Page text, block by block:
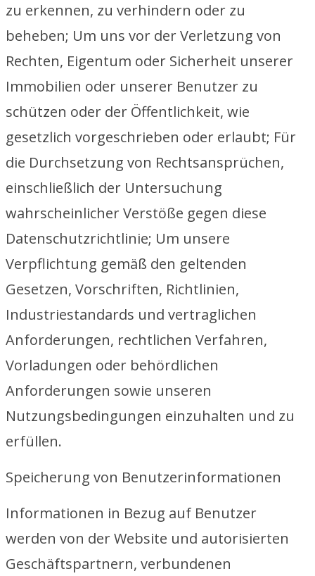
zu erkennen, zu verhindern oder zu
beheben; Um uns vor der Verletzung von
Rechten, Eigentum oder Sicherheit unserer
Immobilien oder unserer Benutzer zu
schützen oder der Öffentlichkeit, wie
gesetzlich vorgeschrieben oder erlaubt; Für
die Durchsetzung von Rechtsansprüchen,
einschließlich der Untersuchung
wahrscheinlicher Verstöße gegen diese
Datenschutzrichtlinie; Um unsere
Verpflichtung gemäß den geltenden
Gesetzen, Vorschriften, Richtlinien,
Industriestandards und vertraglichen
Anforderungen, rechtlichen Verfahren,
Vorladungen oder behördlichen
Anforderungen sowie unseren
Nutzungsbedingungen einzuhalten und zu
erfüllen.
Speicherung von Benutzerinformationen
Informationen in Bezug auf Benutzer
werden von der Website und autorisierten
Geschäftspartnern, verbundenen